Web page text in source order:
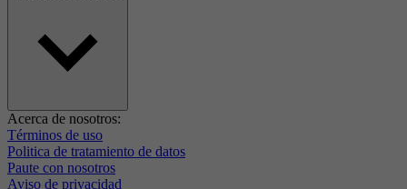
Acerca de nosotros:
Términos de uso
Politica de tratamiento de datos
Paute con nosotros
Aviso de privacidad